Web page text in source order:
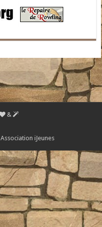
&
Association iJeunes